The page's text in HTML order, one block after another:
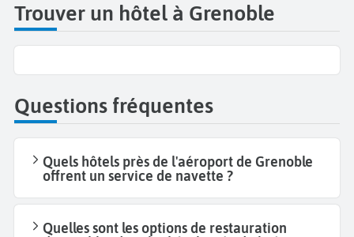
Trouver un hôtel à Grenoble
Questions fréquentes
Quels hôtels près de l'aéroport de Grenoble
offrent un service de navette ?
Quelles sont les options de restauration